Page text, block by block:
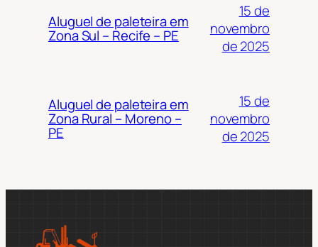
Aluguel de paleteira em
Zona Sul – Recife – PE
15 de
novembro
de 2025
Aluguel de paleteira em
Zona Rural – Moreno –
PE
15 de
novembro
de 2025